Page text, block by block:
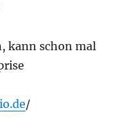
kann schon mal
/